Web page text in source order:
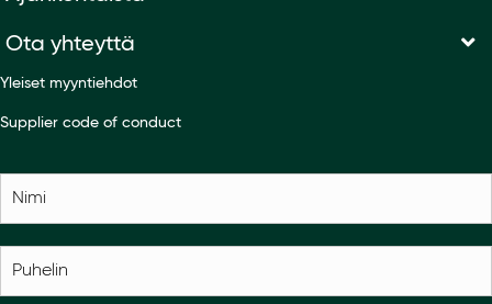
Ota yhteyttä
Yleiset myyntiehdot
Supplier code of conduct